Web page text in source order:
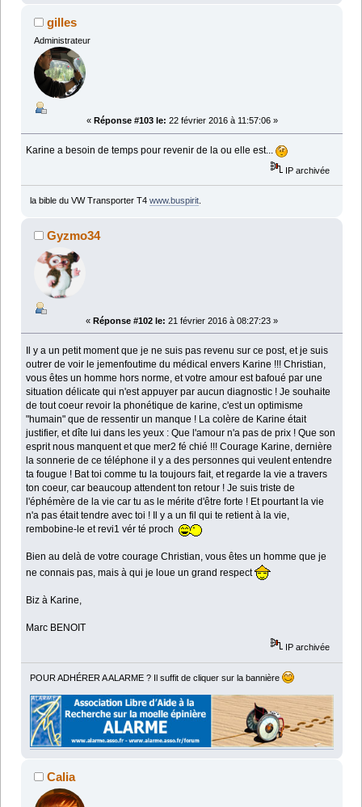
gilles
Administrateur
« Réponse #103 le: 22 février 2016 à 11:57:06 »
Karine a besoin de temps pour revenir de la ou elle est...
IP archivée
la bible du VW Transporter T4 www.buspirit.
Gyzmo34
« Réponse #102 le: 21 février 2016 à 08:27:23 »
Il y a un petit moment que je ne suis pas revenu sur ce post, et je suis
outrer de voir le jemenfoutime du médical envers Karine !!! Christian,
vous êtes un homme hors norme, et votre amour est bafoué par une
situation délicate qui n'est appuyer par aucun diagnostic ! Je souhaite
de tout coeur revoir la phonétique de karine, c'est un optimisme
"humain" que de ressentir un manque ! La colère de Karine était
justifier, et dîte lui dans les yeux : Que l'amour n'a pas de prix ! Que son
esprit nous manquent et que mer2 fé chié !!! Courage Karine, dernière
la sonnerie de ce téléphone il y a des personnes qui veulent entendre
ta fougue ! Bat toi comme tu la toujours fait, et regarde la vie a travers
ton coeur, car beaucoup attendent ton retour ! Je suis triste de
l'éphémère de la vie car tu as le mérite d'être forte ! Et pourtant la vie
n'a pas était tendre avec toi ! Il y a un fil qui te retient à la vie,
rembobine-le et revi1 vér té proch
Bien au delà de votre courage Christian, vous êtes un homme que je
ne connais pas, mais à qui je loue un grand respect
Biz à Karine,
Marc BENOIT
IP archivée
POUR ADHÉRER A ALARME ? Il suffit de cliquer sur la bannière
Calia